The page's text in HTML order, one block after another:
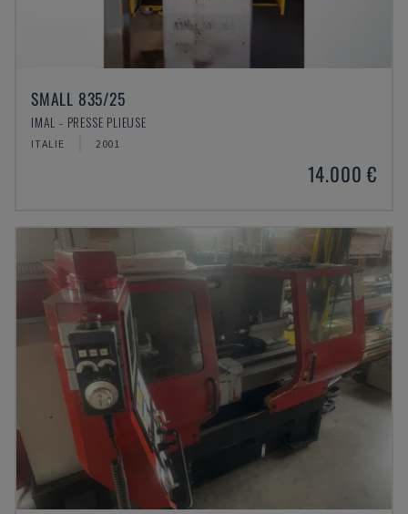
SMALL 835/25
IMAL - PRESSE PLIEUSE
ITALIE 2001
14.000 €